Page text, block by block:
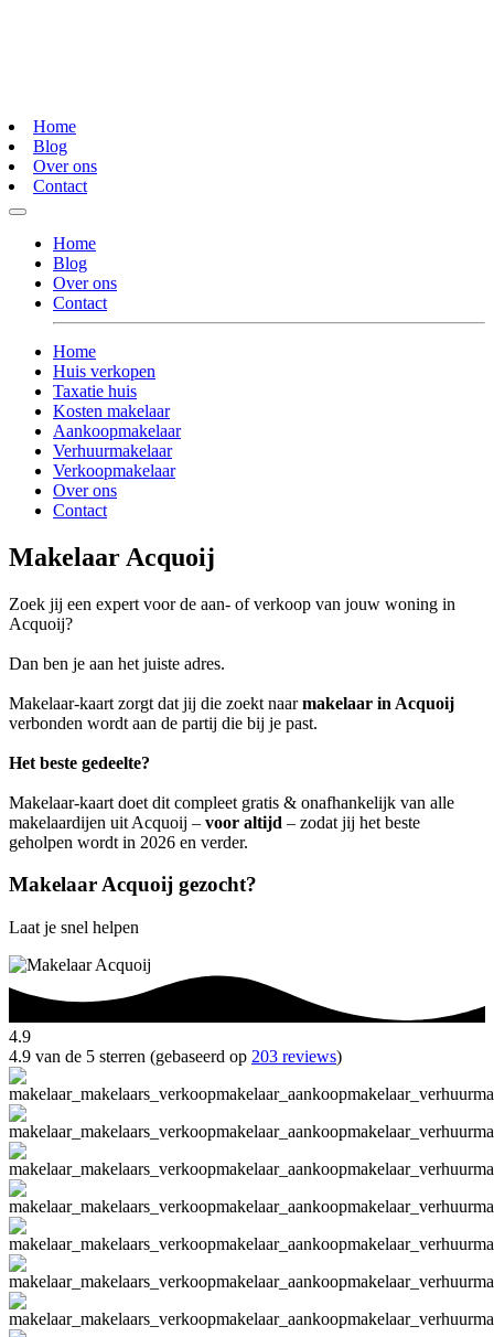
Home
Blog
Over ons
Contact
Home
Blog
Over ons
Contact
Home
Huis verkopen
Taxatie huis
Kosten makelaar
Aankoopmakelaar
Verhuurmakelaar
Verkoopmakelaar
Over ons
Contact
Makelaar Acquoij
Zoek jij een expert voor de aan- of verkoop van jouw woning in
Acquoij?
Dan ben je aan het juiste adres.
Makelaar-kaart zorgt dat jij die zoekt naarmakelaar in Acquoij
verbonden wordt aan de partij die bij je past.
Het beste gedeelte?
Makelaar-kaart doet dit compleet gratis & onafhankelijk van alle
makelaardijen uit Acquoij – voor altijd – zodat jij het beste
geholpen wordt in 2026 en verder.
Makelaar Acquoij gezocht?
Laat je snel helpen
4.9
4.9 van de 5 sterren (gebaseerd op 203 reviews)